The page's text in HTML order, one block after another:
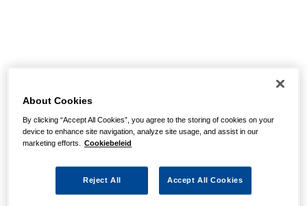
pagina niet kunnen
vinden
Wellicht zit er een spel- of typfout in de URL of is de
actie waarnaar u zocht al verlopen. We hopen u weer op
About Cookies
By clicking “Accept All Cookies”, you agree to the storing of cookies on your
device to enhance site navigation, analyze site usage, and assist in our
marketing efforts. Cookiebeleid
Reject All Accept All Cookies